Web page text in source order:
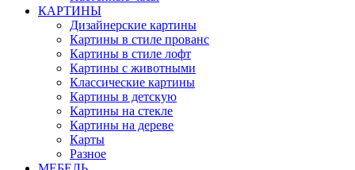
КАРТИНЫ
Дизайнерские картины
Картины в стиле прованс
Картины в стиле лофт
Картины с животными
Классические картины
Картины в детскую
Картины на стекле
Картины на дереве
Карты
Разное